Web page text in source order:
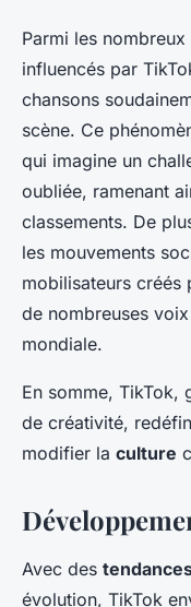
Parmi les nombreux
influencés par
chansons
scène. Ce
qui imagine un
oubliée, ramenant
classements. De
les mouvements
mobilisateurs créés
de nombreuses
mondiale.
En somme, TikTok,
de créativité,
modifier la culture
Avec des
évolution, TikTok